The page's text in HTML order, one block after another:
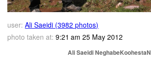
user: Ali Saeidi (3982 photos)
photo taken at: 9:21 am 25 May 2012
Ali Saeidi NeghabeKoohestaN